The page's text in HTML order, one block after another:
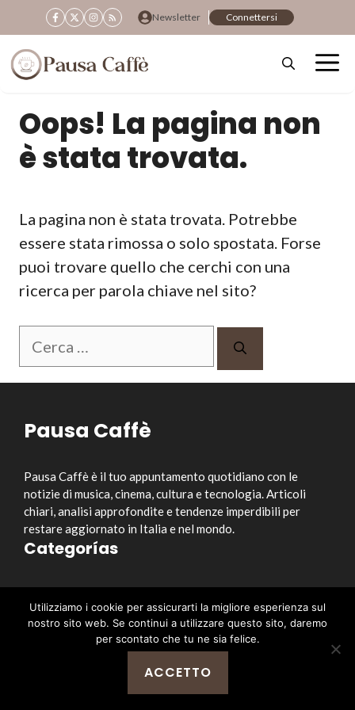
al
contenuto
Newsletter Connettersi
Oops! La pagina non
è stata trovata.
La pagina non è stata trovata. Potrebbe
essere stata rimossa o solo spostata. Forse
puoi trovare quello che cerchi con una
ricerca per parola chiave nel sito?
Ricerca
Pausa Caffè
Pausa Caffè è il tuo appuntamento quotidiano con le
notizie di musica, cinema, cultura e tecnologia. Articoli
chiari, analisi approfondite e tendenze imperdibili per
restare aggiornato in Italia e nel mondo.
Categorías
Musica
Cinema e Serie TV
Style&Culture
Enlaces útiles
Utilizziamo i cookie per assicurarti la migliore esperienza sul
nostro sito web. Se continui a utilizzare questo sito, daremo
per scontato che tu ne sia felice.
ACCETTO